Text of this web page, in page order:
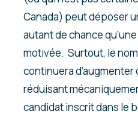
Canada) peut déposer
autant de chance
motivée. Surtout, le
continuera
réduisant
candidat inscrit dans le